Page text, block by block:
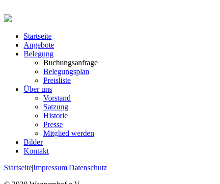
Startseite
Angebote
Belegung
Buchungsanfrage
Belegungsplan
Preisliste
Über uns
Vorstand
Satzung
Historie
Presse
Mitglied werden
Bilder
Kontakt
Startseite|Impressum|Datenschutz